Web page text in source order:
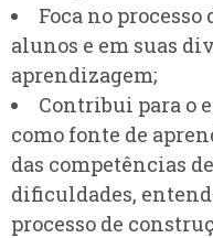
Foca no
alunos e em suas
aprendizagem;
Contribui para o
como fonte de
das competências
dificuldades,
processo de